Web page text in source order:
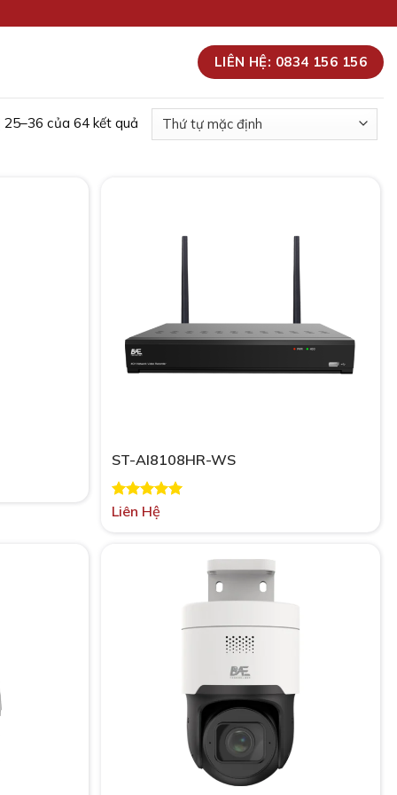
LIÊN HỆ: 0834 156 156
25–36 của 64 kết quả
ST-AI8108HR-WS
Được xếp
5.00
Liên Hệ